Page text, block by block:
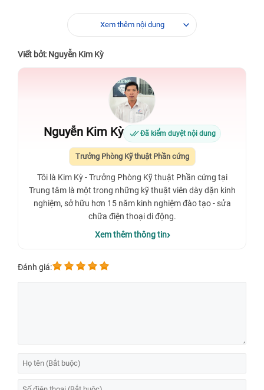
Xem thêm nội dung
Viết bởi: Nguyễn Kim Kỳ
Nguyễn Kim Kỳ Đã kiểm duyệt nội dung
Trưởng Phòng Kỹ thuật Phần cứng
Tôi là Kim Kỳ - Trưởng Phòng Kỹ thuật Phần cứng tại
Trung tâm là một trong những kỹ thuật viên dày dặn kinh
nghiệm, sở hữu hơn 15 năm kinh nghiệm đào tạo - sửa
chữa điện thoại di động.
Xem thêm thông tin
Đánh giá: